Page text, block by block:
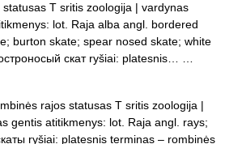
T sritis zoologija | vardynas
lot. Raja alba angl. bordered
burton skate; spear nosed skate; white
скат ryšiai: platesnis… …
rajos statusas T sritis zoologija |
gentis atitikmenys: lot. Raja angl. rays;
ryšiai: platesnis terminas – rombinės